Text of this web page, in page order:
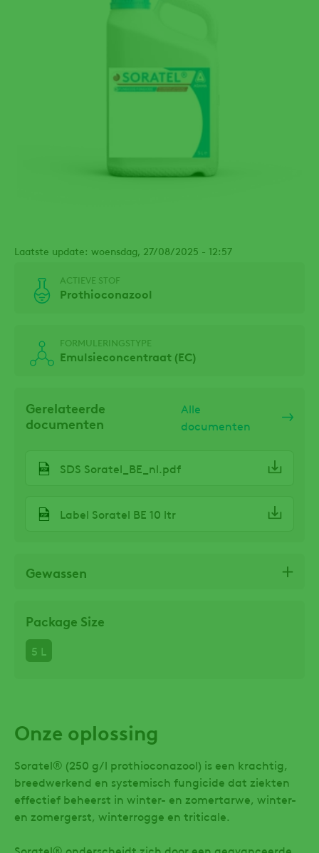
Laatste update: woensdag, 27/08/2025 - 12:57
Onze oplossing
Soratel® (250 g/l prothioconazool) is een krachtig,
breedwerkend en systemisch fungicide dat ziekten
effectief beheerst in winter- en zomertarwe, winter-
en zomergerst, winterrogge en triticale.
ACTIEVE STOF
Prothioconazool
FORMULERINGSTYPE
Emulsieconcentraat (EC)
Gerelateerde
documenten
Alle
documenten
SDS Soratel_BE_nl.pdf
Label Soratel BE 10 ltr
Gewassen
Package Size
5 L